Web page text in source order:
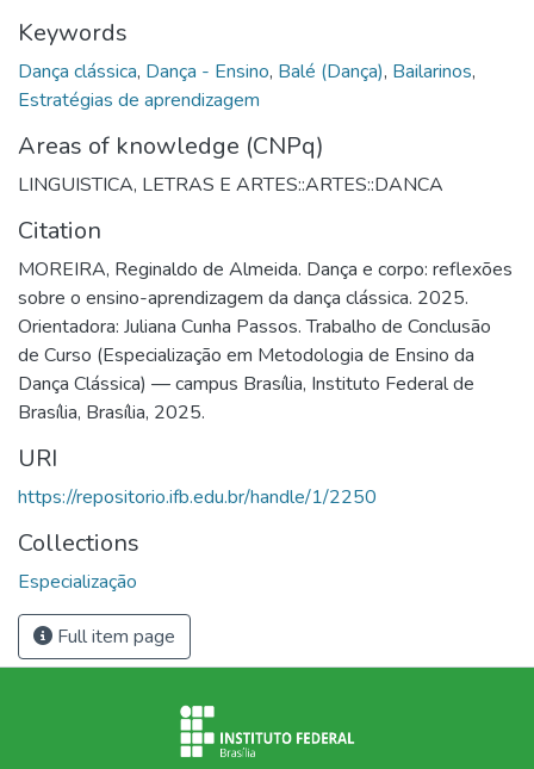
Keywords
Dança clássica, Dança - Ensino, Balé (Dança), Bailarinos,
Estratégias de aprendizagem
Areas of knowledge (CNPq)
LINGUISTICA, LETRAS E ARTES::ARTES::DANCA
Citation
MOREIRA, Reginaldo de Almeida. Dança e corpo: reflexões
sobre o ensino-aprendizagem da dança clássica. 2025.
Orientadora: Juliana Cunha Passos. Trabalho de Conclusão
de Curso (Especialização em Metodologia de Ensino da
Dança Clássica) — campus Brasília, Instituto Federal de
Brasília, Brasília, 2025.
URI
https://repositorio.ifb.edu.br/handle/1/2250
Collections
Especialização
Full item page